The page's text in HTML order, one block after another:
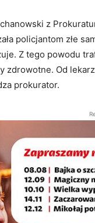
z
policjantom złe
Z tego powodu
zdrowotne. Od
prokurator.